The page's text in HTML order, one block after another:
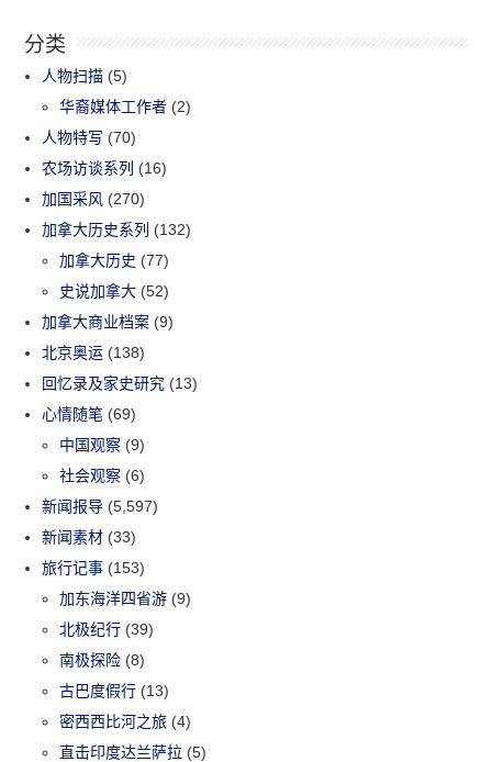
分类
人物扫描 (5)
华裔媒体工作者 (2)
人物特写 (70)
农场访谈系列 (16)
加国采风 (270)
加拿大历史系列 (132)
加拿大历史 (77)
史说加拿大 (52)
加拿大商业档案 (9)
北京奥运 (138)
回忆录及家史研究 (13)
心情随笔 (69)
中国观察 (9)
社会观察 (6)
新闻报导 (5,597)
新闻素材 (33)
旅行记事 (153)
加东海洋四省游 (9)
北极纪行 (39)
南极探险 (8)
古巴度假行 (13)
密西西比河之旅 (4)
直击印度达兰萨拉 (5)